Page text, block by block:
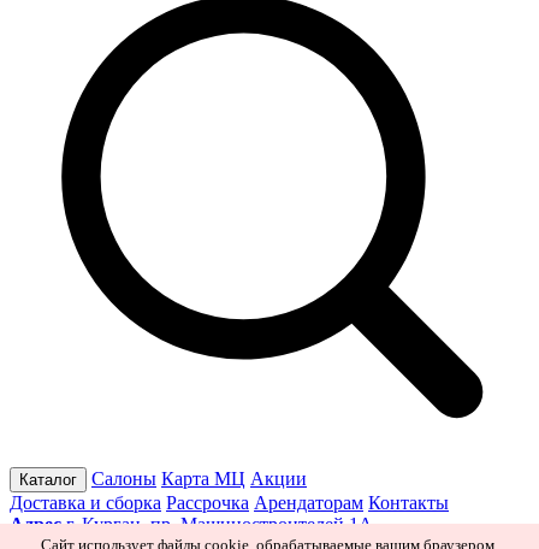
Каталог Салоны Карта МЦ Акции
Доставка и сборка Рассрочка Арендаторам Контакты
Адрес г. Курган, пр. Машиностроителей 1А
Сайт использует файлы cookie, обрабатываемые вашим браузером.